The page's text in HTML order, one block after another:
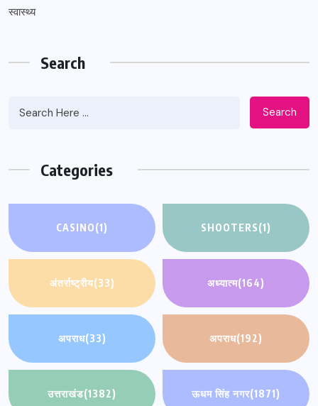
स्वास्थ्य
Search
Search
Categories
CASINO(1) SHOOTERS(1)
अंतर्राष्ट्रीय(33) अध्यात्म(164)
अपराध(33) अपराध(192)
उत्तराखंड(1382) ऊधम सिंह नगर(1871)